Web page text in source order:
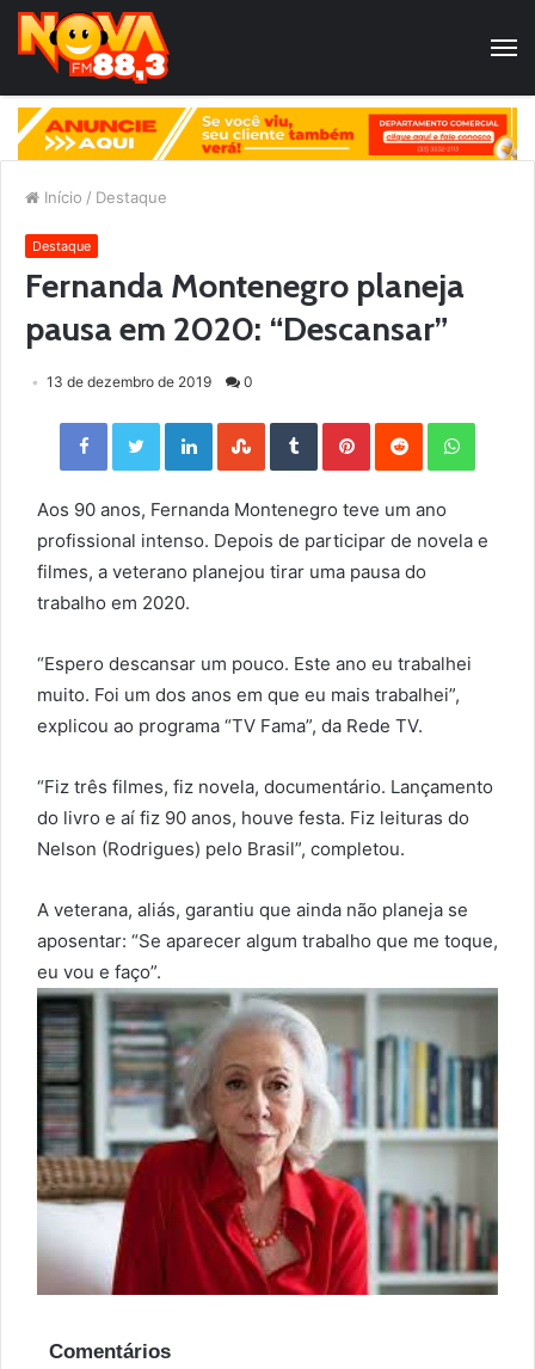
Início / Destaque
Destaque
Fernanda Montenegro planeja
pausa em 2020: “Descansar”
13 de dezembro de 2019 0
Facebook Twitter LinkedIn StumbleUpon Tumblr Pinterest Reddit
Aos 90 anos, Fernanda Montenegro teve um ano
profissional intenso. Depois de participar de novela e
filmes, a veterano planejou tirar uma pausa do
trabalho em 2020.
“Espero descansar um pouco. Este ano eu trabalhei
muito. Foi um dos anos em que eu mais trabalhei”,
explicou ao programa “TV Fama”, da Rede TV.
“Fiz três filmes, fiz novela, documentário. Lançamento
do livro e aí fiz 90 anos, houve festa. Fiz leituras do
Nelson (Rodrigues) pelo Brasil”, completou.
A veterana, aliás, garantiu que ainda não planeja se
aposentar: “Se aparecer algum trabalho que me toque,
eu vou e faço”.
Comentários